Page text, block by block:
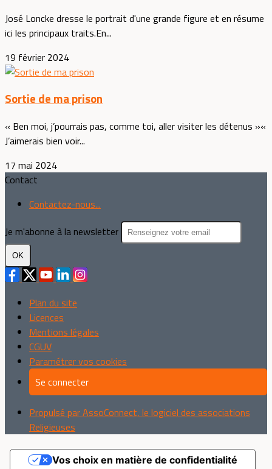
José Loncke dresse le portrait d'une grande figure et en résume
ici les principaux traits.En...
19 février 2024
Sortie de ma prison
« Ben moi, j’pourrais pas, comme toi, aller visiter les détenus »«
J’aimerais bien voir...
17 mai 2024
Contact
Contactez-nous...
Je m'abonne à la newsletter
OK
Plan du site
Licences
Mentions légales
CGUV
Paramétrer vos cookies
Se connecter
Propulsé par AssoConnect, le logiciel des associations
Religieuses
Vos choix en matière de confidentialité